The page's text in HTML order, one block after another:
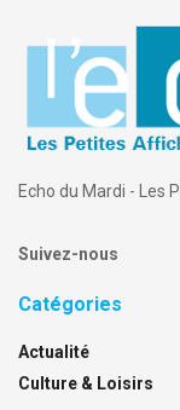
Echo du Mardi - Les
Suivez-nous
Catégories
Actualité
Culture & Loisirs